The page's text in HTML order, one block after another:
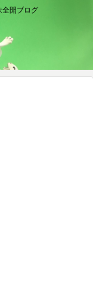
全開ブログ